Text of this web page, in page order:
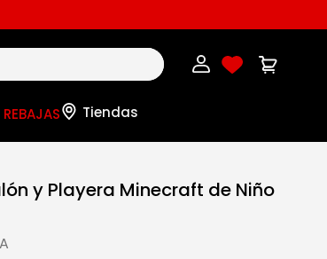
REBAJAS
y Playera Minecraft de Niño